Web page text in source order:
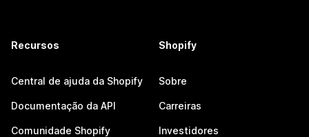
Recursos
Central de ajuda da Shopify
Documentação da API
Comunidade Shopify
Shopify
Sobre
Carreiras
Investidores